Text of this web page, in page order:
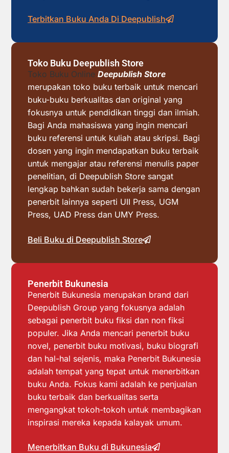
Terbitkan Buku Anda Di Deepublish
Toko Buku Deepublish Store
Toko Buku Online Deepublish Store
merupakan toko buku terbaik untuk mencari
buku-buku berkualitas dan original yang
fokusnya untuk pendidikan tinggi dan ilmiah.
Bagi Anda mahasiswa yang ingin mencari
buku referensi untuk kuliah atau skripsi. Bagi
dosen yang ingin mendapatkan buku terbaik
untuk mengajar atau referensi menulis paper
penelitian, di Deepublish Store sangat
lengkap bahkan sudah bekerja sama dengan
penerbit lainnya seperti UII Press, UGM
Press, UAD Press dan UMY Press.
Beli Buku di Deepublish Store
Penerbit Bukunesia
Penerbit Bukunesia merupakan brand dari
Deepublish Group yang fokusnya adalah
sebagai penerbit buku fiksi dan non fiksi
populer. Jika Anda mencari penerbit buku
novel, penerbit buku motivasi, buku biografi
dan hal-hal sejenis, maka Penerbit Bukunesia
adalah tempat yang tepat untuk menerbitkan
buku Anda. Fokus kami adalah ke penjualan
buku terbaik dan berkualitas serta
mengangkat tokoh-tokoh untuk membagikan
inspirasi mereka kepada kalayak umum.
Menerbitkan Buku di Bukunesia